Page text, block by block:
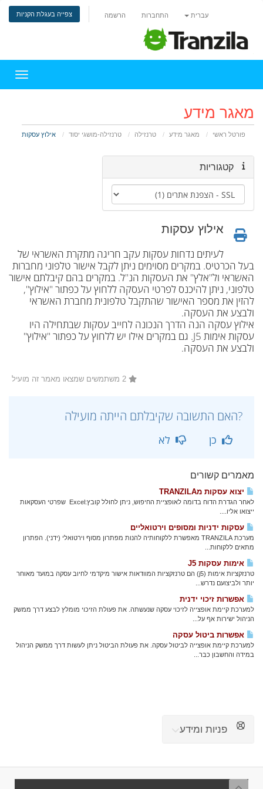
עברית התחברות הרשמה צפייה בעגלת הקניות
מאגר מידע
פורטל ראשי מאגר מידע טרנזילה טרנזילה-מושגי יסוד אילוץ עסקות
קטגוריות
אילוץ עסקות
לעיתים נדחות עסקות עקב חריגה מתקרת האשראי של
בעל הכרטיס. במקרים מסוימים ניתן לקבל אישור טלפוני מחברות
האשראי ול"אלץ" את העסקות הנ"ל. במקרים בהם קיבלתם אישור
טלפוני, ניתן להיכנס לפרטי העסקה ללחוץ על כפתור "אילוץ",
להזין את מספר האישור שהתקבל טלפונית מחברת האשראי
ולבצע את העסקה.
אילוץ עסקה הנה הדרך הנכונה לחייב עסקות שבתחילה היו
עסקות אימות J5. גם במקרים אילו יש ללחוץ על כפתור "אילוץ"
ולבצע את העסקה.
?האם התשובה שקיבלתם הייתה מועילה
כן לא
מאמרים קשורים
יצוא עסקות מTRANZILA
לאחר הגדרת הדוח בדומה לאופציית החיפוש, ניתן לחולל קובץ:Excel שפרטי העסקאות
ייצואו אליו....
עסקות ידניות ומסופים וירטואליים
מערכת TRANZILA מאפשרת ללקוחותיה להנות מפתרון מסוף וירטואלי (ידני). הפתרון
מתאים ללקוחות...
אימות עסקות J5
טרנזקציות אימות (j5) הם טרנזקציות המוודאות אישור מיקדמי לחיוב עסקה במועד מאוחר
יותר ולביצועם נדרש...
אפשרות זיכוי ידנית
למערכת קיימת אופצייה לזיכוי עסקה שנעשתה. את פעולת הזיכוי מומלץ לבצע דרך ממשק
הניהול ישירות אף על...
אפשרות ביטול עסקה
למערכת קיימת אופצייה לביטול עסקה. את פעולת הביטול ניתן לעשות דרך ממשק הניהול
במידה והחשבון כבר...
פניות ומידע